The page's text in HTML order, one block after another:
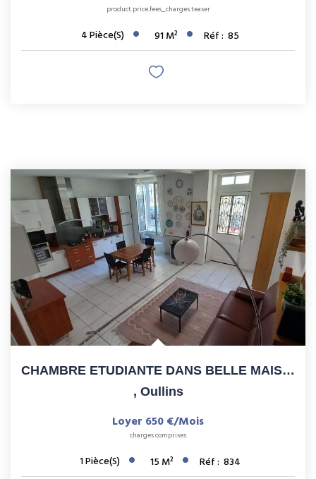
product.price.fees_charges.teaser
4Pièce(s) 91M² Réf : 85
CHAMBRE ETUDIANTE DANS BELLE MAISON DE VILLE-OULLINS PROCHE...
, Oullins
Loyer 650 €/mois
charges comprises
1Pièce(s) 15 M² Réf : 834